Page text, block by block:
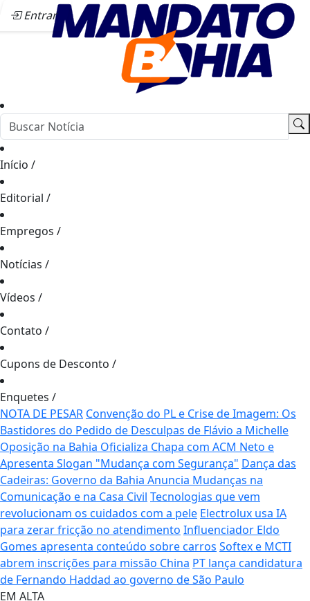
Entrar
Início /
Editorial /
Empregos /
Notícias /
Vídeos /
Contato /
Cupons de Desconto /
Enquetes /
NOTA DE PESAR Convenção do PL e Crise de Imagem: Os
Bastidores do Pedido de Desculpas de Flávio a Michelle
Oposição na Bahia Oficializa Chapa com ACM Neto e
Apresenta Slogan "Mudança com Segurança" Dança das
Cadeiras: Governo da Bahia Anuncia Mudanças na
Comunicação e na Casa Civil Tecnologias que vem
revolucionam os cuidados com a pele Electrolux usa IA
para zerar fricção no atendimento Influenciador Eldo
Gomes apresenta conteúdo sobre carros Softex e MCTI
abrem inscrições para missão China PT lança candidatura
de Fernando Haddad ao governo de São Paulo
EM ALTA